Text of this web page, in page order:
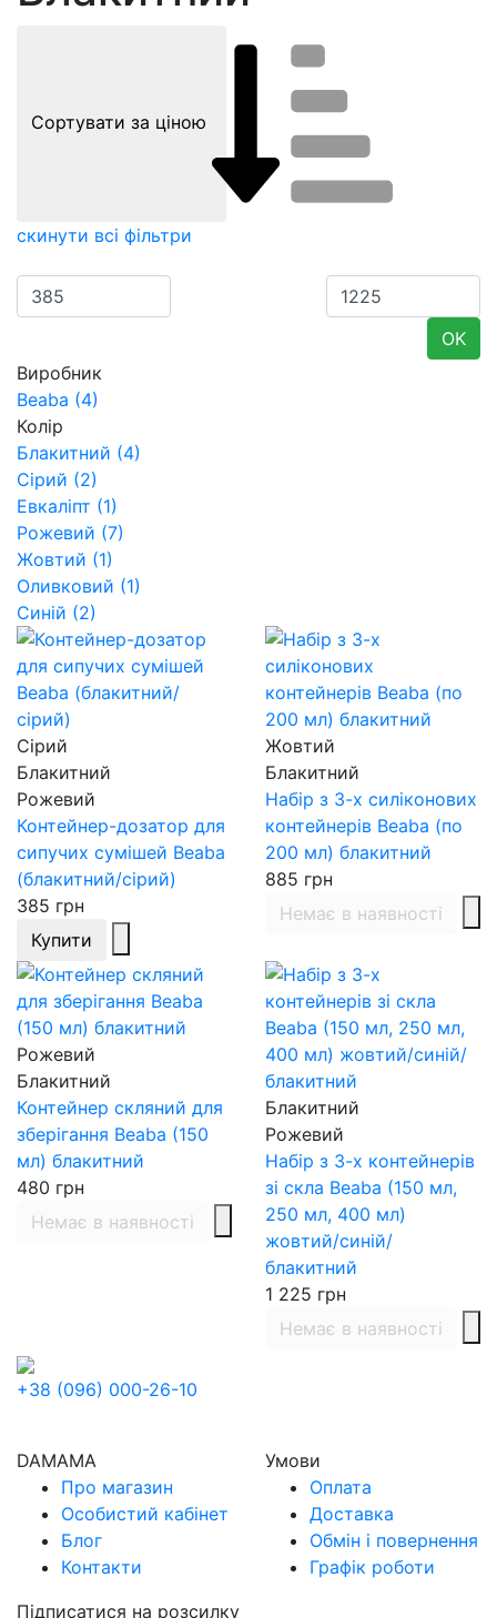
Сортувати за ціною
скинути всі фільтри
OK
Виробник
Beaba (4)
Колір
Блакитний (4)
Сірий (2)
Евкаліпт (1)
Рожевий (7)
Жовтий (1)
Оливковий (1)
Синій (2)
Сірий
Блакитний
Рожевий
Контейнер-дозатор для
сипучих сумішей Beaba
(блакитний/сірий)
385 грн
Купити
Жовтий
Блакитний
Набір з 3-х силіконових
контейнерів Beaba (по
200 мл) блакитний
885 грн
Немає в наявності
Рожевий
Блакитний
Контейнер скляний для
зберігання Beaba (150
мл) блакитний
480 грн
Немає в наявності
Блакитний
Рожевий
Набір з 3-х контейнерів
зі скла Beaba (150 мл,
250 мл, 400 мл)
жовтий/синій/
блакитний
1 225 грн
Немає в наявності
+38 (096) 000-26-10
DAMAMA
Про магазин
Особистий кабінет
Блог
Контакти
Умови
Оплата
Доставка
Обмін і повернення
Графік роботи
Підписатися на розсилку